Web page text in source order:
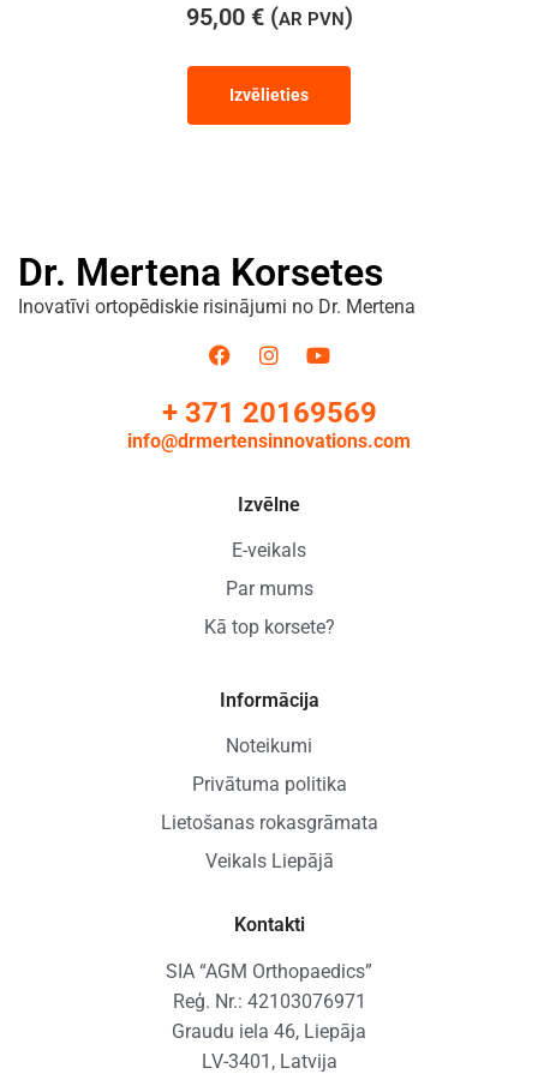
95,00 €(AR PVN)
Izvēlieties
Dr. Mertena Korsetes
Inovatīvi ortopēdiskie risinājumi no Dr. Mertena
+ 371 20169569
info@drmertensinnovations.com
Izvēlne
E-veikals
Par mums
Kā top korsete?
Informācija
Noteikumi
Privātuma politika
Lietošanas rokasgrāmata
Veikals Liepājā
Kontakti
SIA “AGM Orthopaedics”
Reģ. Nr.: 42103076971
Graudu iela 46, Liepāja
LV-3401, Latvija